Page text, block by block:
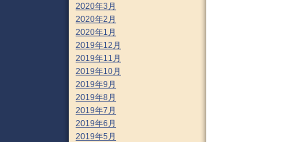
2020年3月
2020年2月
2020年1月
2019年12月
2019年11月
2019年10月
2019年9月
2019年8月
2019年7月
2019年6月
2019年5月